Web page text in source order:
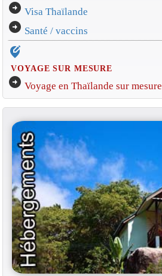
arrow_circle_right Visa Thaïlande
arrow_circle_right Santé / vaccins
edit_location_alt
VOYAGE SUR MESURE
arrow_circle_right Voyage en Thaïlande sur mesure